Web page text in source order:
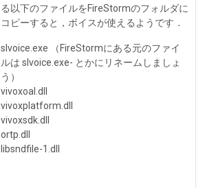
る以下のファイルをFireStormのフォルダに
コピーすると，ボイスが使えるようです．
slvoice.exe （FireStormにある元のファイ
ルは slvoice.exe- とかにリネームしましょ
う）
vivoxoal.dll
vivoxplatform.dll
vivoxsdk.dll
ortp.dll
libsndfile-1.dll